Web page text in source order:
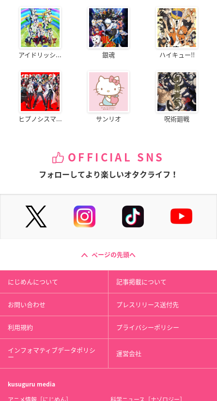
アイドリッシ... 銀魂 ハイキュー!!
ヒプノシスマ... サンリオ 呪術廻戦
OFFICIAL SNS
フォローしてより楽しいオタクライフ！
ページの先頭へ
にじめんについて 記事掲載について
お問い合わせ プレスリリース送付先
利用規約 プライバシーポリシー
インフォマティブデータポリシ
ー 運営会社
kusuguru media